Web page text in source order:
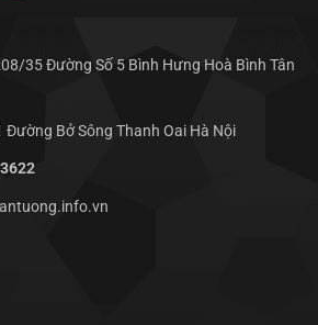
35 Đường Số 5 Bình Hưng Hoà Bình Tân
Đường Bở Sông Thanh Oai Hà Nội